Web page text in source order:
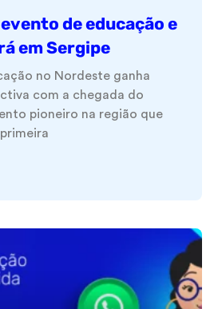
evento de educação e
em Sergipe
no Nordeste ganha
com a chegada do
pioneiro na região que